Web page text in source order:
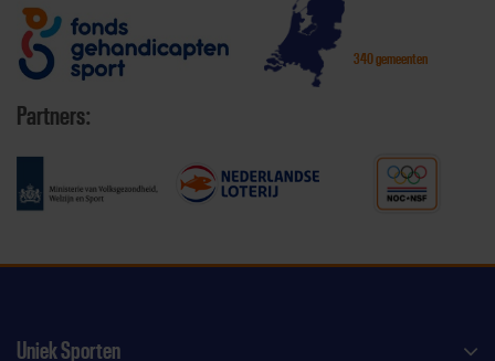
340 gemeenten
Partners:
Uniek Sporten